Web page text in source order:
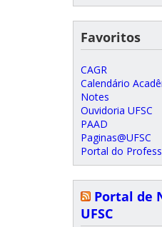
Favoritos
CAGR
Calendário
Notes
Ouvidoria UFSC
PAAD
Paginas@UFSC
Portal do
Portal de
UFSC